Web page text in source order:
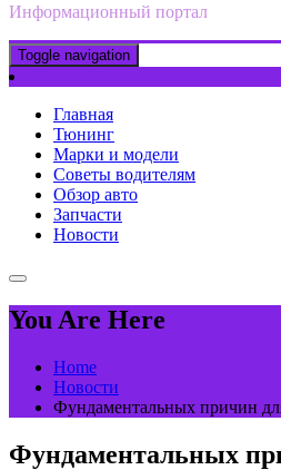
Информационный портал
Toggle navigation
Главная
Тюнинг
Марки и модели
Советы водителям
Обзор авто
Запчасти
Новости
You Are Here
Home
Новости
Фундаментальных причин
Фундаментальных